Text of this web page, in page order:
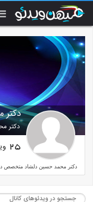
دکتر
25
دکتر محمد حسین دلشاد متخصص